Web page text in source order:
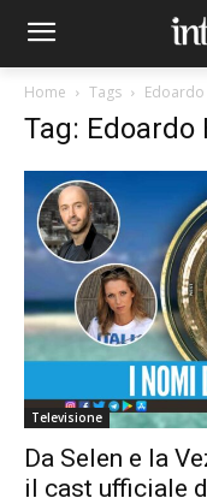
Home Tags Edoardo
Tag: Edoardo
Televisione
Da Selen e la
il cast ufficiale